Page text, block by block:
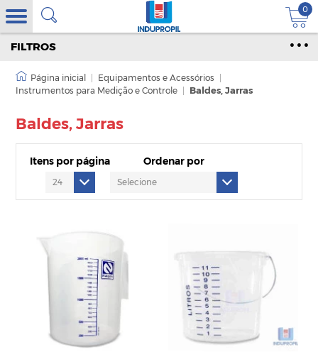
0
Equipamentos e Acessórios
Instrumentos para Medição e Controle
Baldes, Jarras
FILTROS
Baldes, Jarras
Itens por página Ordenar por